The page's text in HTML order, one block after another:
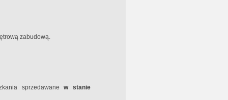
zabudową.
sprzedawane w stanie